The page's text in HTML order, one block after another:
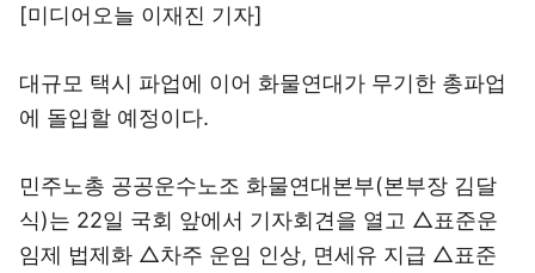
[미디어오늘 이재진 기자]
대규모 택시 파업에 이어 화물연대가 무기한 총파업
에 돌입할 예정이다.
민주노총 공공운수노조 화물연대본부(본부장 김달
식)는 22일 국회 앞에서 기자회견을 열고 △표준운
임제 법제화 △차주 운임 인상, 면세유 지급 △표준